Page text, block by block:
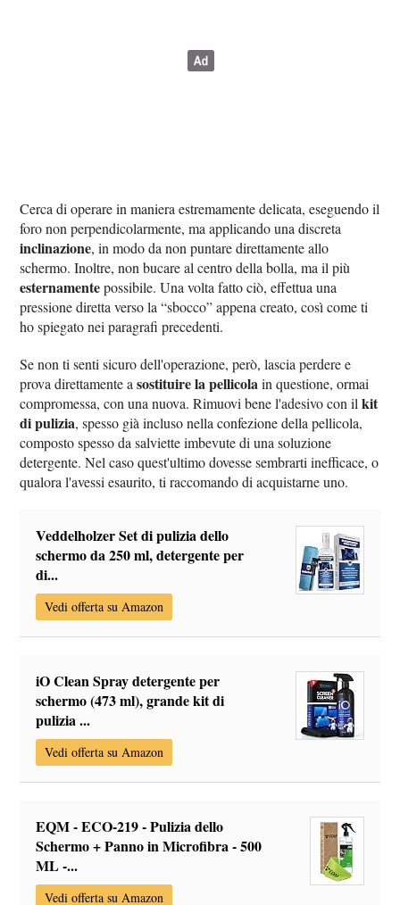
Cerca di operare in maniera estremamente delicata, eseguendo il
foro non perpendicolarmente, ma applicando una discreta
inclinazione, in modo da non puntare direttamente allo
schermo. Inoltre, non bucare al centro della bolla, ma il più
esternamentepossibile. Una volta fatto ciò, effettua una
pressione diretta verso la “sbocco” appena creato, così come ti
ho spiegato nei paragrafi precedenti.
Se non ti senti sicuro dell'operazione, però, lascia perdere e
prova direttamente asostituire la pellicolain questione, ormai
compromessa, con una nuova. Rimuovi bene l'adesivo con ilkit
di pulizia, spesso già incluso nella confezione della pellicola,
composto spesso da salviette imbevute di una soluzione
detergente. Nel caso quest'ultimo dovesse sembrarti inefficace, o
qualora l'avessi esaurito, ti raccomando di acquistarne uno.
Veddelholzer Set di pulizia dello
schermo da 250 ml, detergente per
di...
Vedi offerta su Amazon
iO Clean Spray detergente per
schermo (473 ml), grande kit di
pulizia ...
Vedi offerta su Amazon
EQM - ECO-219 - Pulizia dello
Schermo + Panno in Microfibra - 500
ML -...
Vedi offerta su Amazon